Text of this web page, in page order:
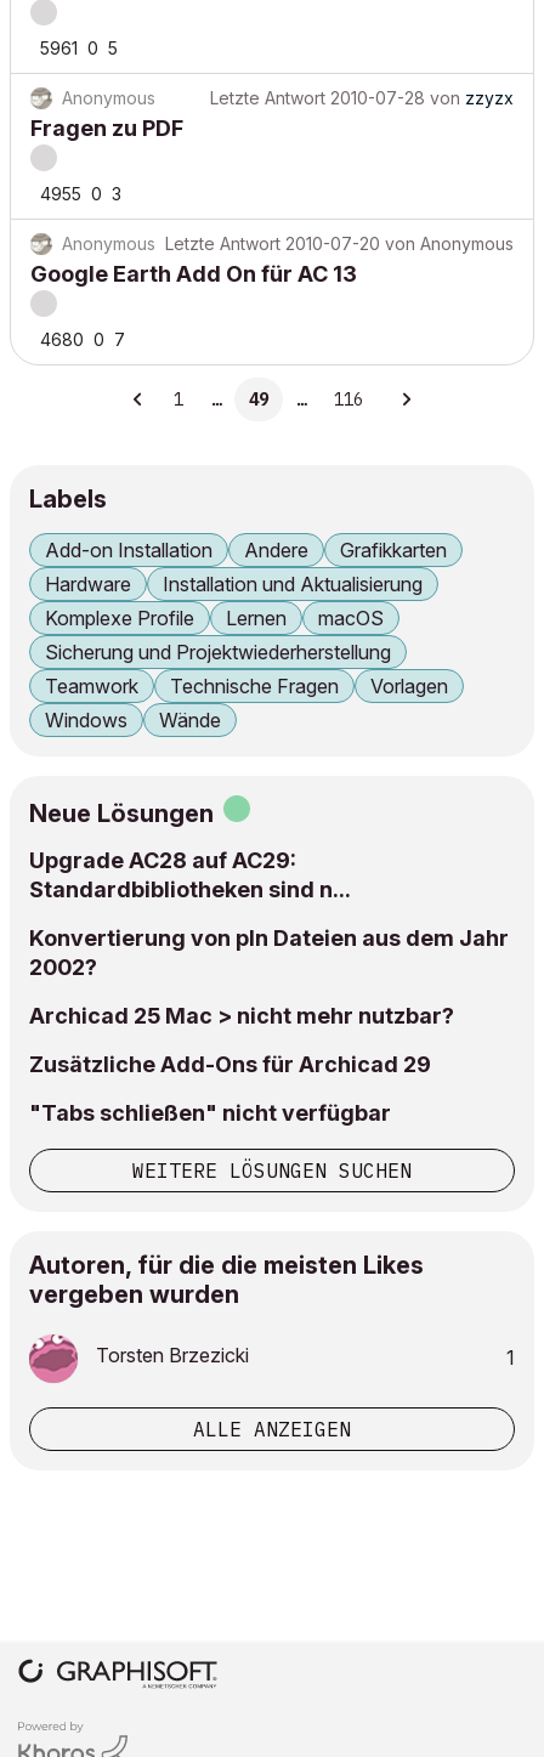
5961 0 5
Anonymous Letzte Antwort 2010-07-28 von zzyzx
Fragen zu PDF
4955 0 3
Anonymous Letzte Antwort 2010-07-20 von Anonymous
Google Earth Add On für AC 13
4680 0 7
1 … 49 … 116
Labels
Add-on Installation Andere
Grafikkarten
Hardware
Installation und Aktualisierung
Komplexe Profile
Lernen
macOS
Sicherung und Projektwiederherstellung
Teamwork
Technische Fragen
Vorlagen
Windows
Wände
Neue Lösungen
Upgrade AC28 auf AC29:
Standardbibliotheken sind n...
Konvertierung von pln Dateien aus dem Jahr
2002?
Archicad 25 Mac > nicht mehr nutzbar?
Zusätzliche Add-Ons für Archicad 29
"Tabs schließen" nicht verfügbar
WEITERE LÖSUNGEN SUCHEN
Autoren, für die die meisten Likes
vergeben wurden
Torsten Brzezicki 1
ALLE ANZEIGEN